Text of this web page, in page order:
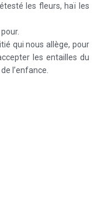
les fleurs, haï les
qui nous allège, pour
les entailles du
l’enfance.